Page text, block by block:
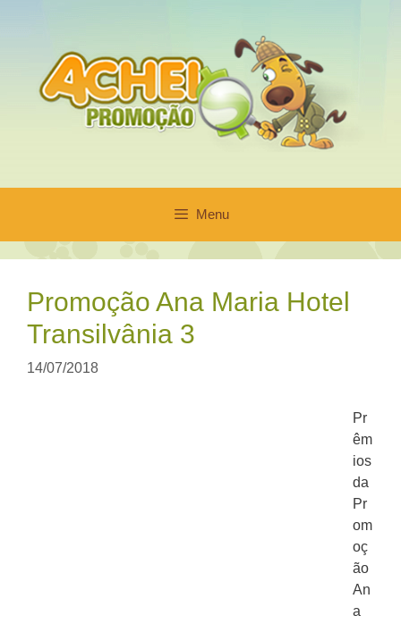
conteúdo
Menu
Promoção Ana Maria Hotel
Transilvânia 3
14/07/2018
Pr
êm
ios
da
Pr
om
oç
ão
An
a